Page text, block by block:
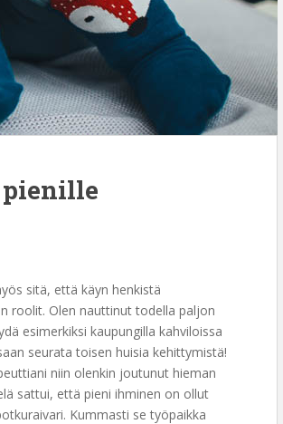
pienille
sitä, että käyn henkistä
roolit. Olen nauttinut todella paljon
esimerkiksi kaupungilla kahviloissa
seurata toisen huisia kehittymistä!
niin olenkin joutunut hieman
sattui, että pieni ihminen on ollut
Kummasti se työpaikka